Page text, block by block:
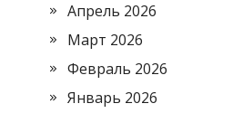
Апрель 2026
Март 2026
Февраль 2026
Январь 2026